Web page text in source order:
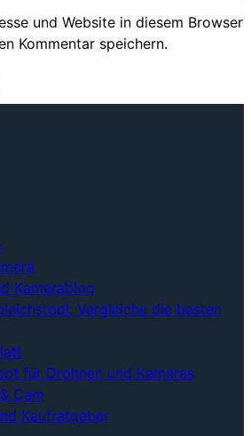
und Website in diesem Browser
Kommentar speichern.
Kamerablog
Vergleiche die besten
für Drohnen und Kameras
Cam
Kaufratgeber